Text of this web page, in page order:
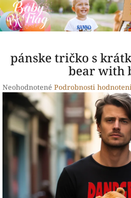
Prejsť
na
obsah
pánske tričko s
bear with
Priemerné
hodnotenie
produktu
je
0,0
hviezdičiek.
Neohodnotené Podrobnosti